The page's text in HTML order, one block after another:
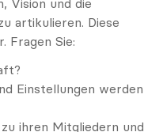
Vision und die
artikulieren. Diese
Fragen Sie:
Einstellungen werden
ihren Mitgliedern und